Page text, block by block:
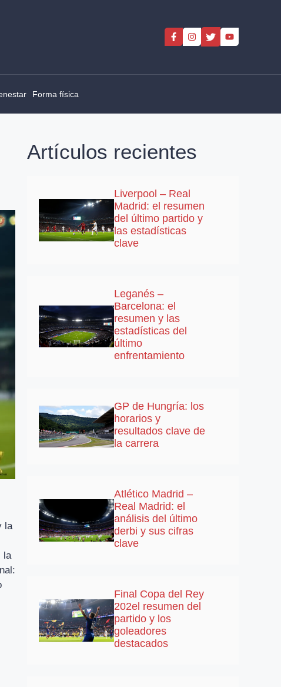
Forma física
la
la
Artículos recientes
Liverpool – Real
Madrid: el resumen
del último partido y
las estadísticas
clave
Leganés –
Barcelona: el
resumen y las
estadísticas del
último
enfrentamiento
GP de Hungría: los
horarios y
resultados clave de
la carrera
Atlético Madrid –
Real Madrid: el
análisis del último
derbi y sus cifras
clave
Final Copa del Rey
202el resumen del
partido y los
goleadores
destacados